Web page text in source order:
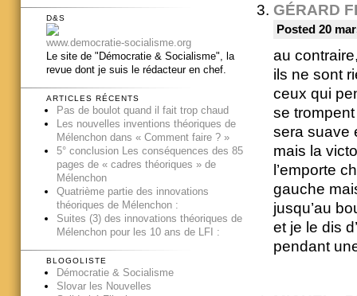
GÉRARD
Posted 20
au
ils ne sont
ceux qui
se
sera suave
mais la
l’emporte
gauche
jusqu’au
et je le dis
pendant
D&S
www.democratie-socialisme.org
Le site de "Démocratie & Socialisme", la
revue dont je suis le rédacteur en chef.
ARTICLES RÉCENTS
Pas de boulot quand il fait trop chaud
Les nouvelles inventions théoriques de
Mélenchon dans « Comment faire ? »
5° conclusion Les conséquences des 85
pages de « cadres théoriques » de
Mélenchon
Quatrième partie des innovations
théoriques de Mélenchon :
Suites (3) des innovations théoriques de
Mélenchon pour les 10 ans de LFI :
BLOGOLISTE
Démocratie & Socialisme
Slovar les Nouvelles